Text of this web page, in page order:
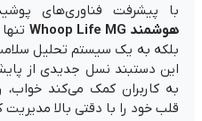
با پیشرفت فناوری‌های
هوشمند Whoop Life MG
بلکه به یک سیستم تحلیل
این دستبند نسل جدیدی از
به کاربران کمک می‌کند خواب،
قلب خود را با دقتی بالا مدیریت